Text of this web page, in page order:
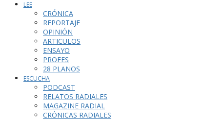
LEE
CRÓNICA
REPORTAJE
OPINIÓN
ARTICULOS
ENSAYO
PROFES
28 PLANOS
ESCUCHA
PODCAST
RELATOS RADIALES
MAGAZINE RADIAL
CRÓNICAS RADIALES